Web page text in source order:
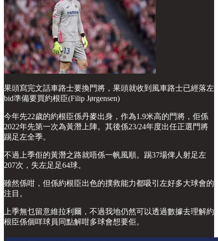
果頭寫完文話車路士要換門將，果頭就收到風車路士已經落左
bid準備要買約根臣(Filip Jørgensen)
今年先22歲的約根臣係丹麥出身，作為1.9米高的門將，佢係
2022年先第一次為黃潛上陣。其後係23/24年度出任正選門將
踢足左全季。
不過上季佢的黃潛之路就唔係一帆風順。踢37場俾人射足左
207次，失左足足64球。
雖然係咁，但係約根臣出色的撲救能力都吸引左好多大球會的
注目。
上季無乜留意維拉利爾，不過我地仍然可以透過數據去理解約
根臣係個咩球員同點解咁多球會想要佢。